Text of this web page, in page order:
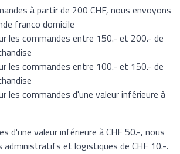
à partir de 200 CHF, nous envoyons
franco domicile
les commandes entre 150.- et 200.- de
les commandes entre 100.- et 150.- de
les commandes d'une valeur inférieure à
d'une valeur inférieure à CHF 50.-, nous
et logistiques de CHF 10.-.